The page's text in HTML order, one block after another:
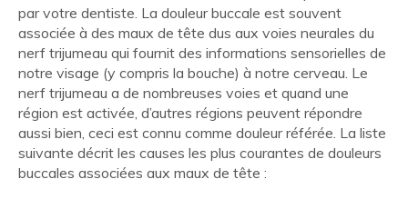
par votre dentiste. La douleur buccale est souvent
associée à des maux de tête dus aux voies neurales du
nerf trijumeau qui fournit des informations sensorielles de
notre visage (y compris la bouche) à notre cerveau. Le
nerf trijumeau a de nombreuses voies et quand une
région est activée, d’autres régions peuvent répondre
aussi bien, ceci est connu comme douleur référée. La liste
suivante décrit les causes les plus courantes de douleurs
buccales associées aux maux de tête :